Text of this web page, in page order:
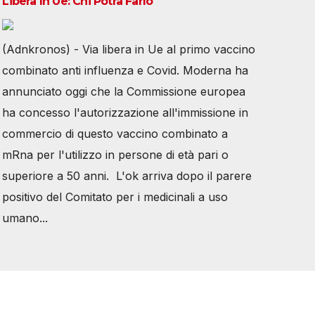
(Adnkronos) - Via libera in Ue al primo vaccino
combinato anti influenza e Covid. Moderna ha
annunciato oggi che la Commissione europea
ha concesso l'autorizzazione all'immissione in
commercio di questo vaccino combinato a
mRna per l'utilizzo in persone di età pari o
superiore a 50 anni. L'ok arriva dopo il parere
positivo del Comitato per i medicinali a uso
umano...